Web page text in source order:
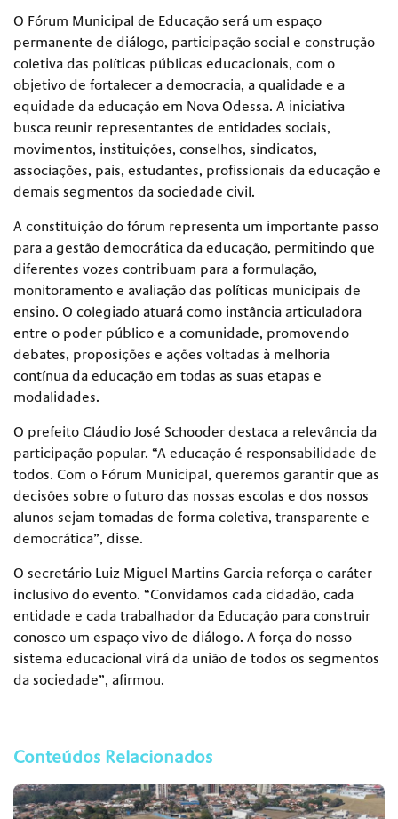
O Fórum Municipal de Educação será um espaço
permanente de diálogo, participação social e construção
coletiva das políticas públicas educacionais, com o
objetivo de fortalecer a democracia, a qualidade e a
equidade da educação em Nova Odessa. A iniciativa
busca reunir representantes de entidades sociais,
movimentos, instituições, conselhos, sindicatos,
associações, pais, estudantes, profissionais da educação e
demais segmentos da sociedade civil.
A constituição do fórum representa um importante passo
para a gestão democrática da educação, permitindo que
diferentes vozes contribuam para a formulação,
monitoramento e avaliação das políticas municipais de
ensino. O colegiado atuará como instância articuladora
entre o poder público e a comunidade, promovendo
debates, proposições e ações voltadas à melhoria
contínua da educação em todas as suas etapas e
modalidades.
O prefeito Cláudio José Schooder destaca a relevância da
participação popular. “A educação é responsabilidade de
todos. Com o Fórum Municipal, queremos garantir que as
decisões sobre o futuro das nossas escolas e dos nossos
alunos sejam tomadas de forma coletiva, transparente e
democrática”, disse.
O secretário Luiz Miguel Martins Garcia reforça o caráter
inclusivo do evento. “Convidamos cada cidadão, cada
entidade e cada trabalhador da Educação para construir
conosco um espaço vivo de diálogo. A força do nosso
sistema educacional virá da união de todos os segmentos
da sociedade”, afirmou.
Conteúdos Relacionados